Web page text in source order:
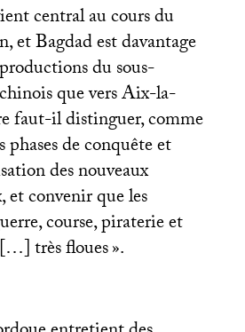
central au cours du
et Bagdad est davantage
du sous-
que vers Aix-la-
faut-il distinguer, comme
phases de conquête et
des nouveaux
et convenir que les
course, piraterie et
très floues».